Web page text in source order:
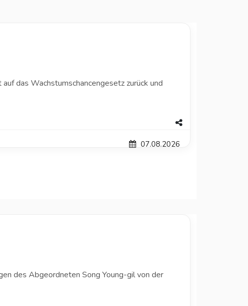
das Wachstumschancengesetz zurück und
07.08.2026
des Abgeordneten Song Young-gil von der